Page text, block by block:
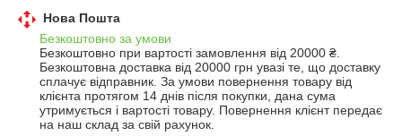
Нова Пошта
Безкоштовно за умови
Безкоштовно при вартості замовлення від 20000 ₴.
Безкоштовна доставка від 20000 грн увазі те, що доставку
сплачує відправник. За умови повернення товару від
клієнта протягом 14 днів після покупки, дана сума
утримується і вартості товару. Повернення клієнт передає
на наш склад за свій рахунок.